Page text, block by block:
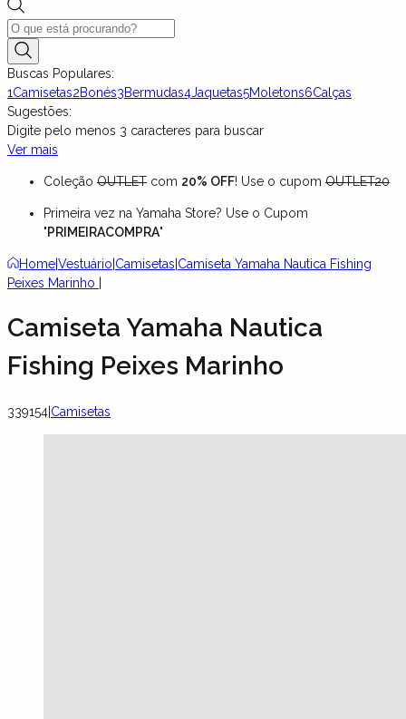
Buscas Populares:
1Camisetas2Bonés3Bermudas4Jaquetas5Moletons6Calças
Sugestões:
Digite pelo menos 3 caracteres para buscar
Ver mais
Coleção OUTLET com 20% OFF! Use o cupom OUTLET20
Primeira vez na Yamaha Store? Use o Cupom
"PRIMEIRACOMPRA"
HomeVestuário Camisetas Camiseta Yamaha Nautica Fishing
Peixes Marinho
Camiseta Yamaha Nautica
Fishing Peixes Marinho
339154 Camisetas